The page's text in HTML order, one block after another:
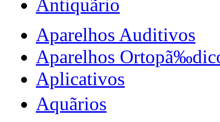
Antiquãrio
Aparelhos Auditivos
Aparelhos
Aplicativos
Aquãrios